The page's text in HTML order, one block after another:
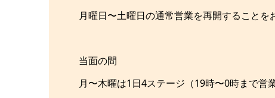
月曜日〜土曜日の通常営業を再開することを
当面の間
月〜木曜は1日4ステージ（19時〜0時まで営業